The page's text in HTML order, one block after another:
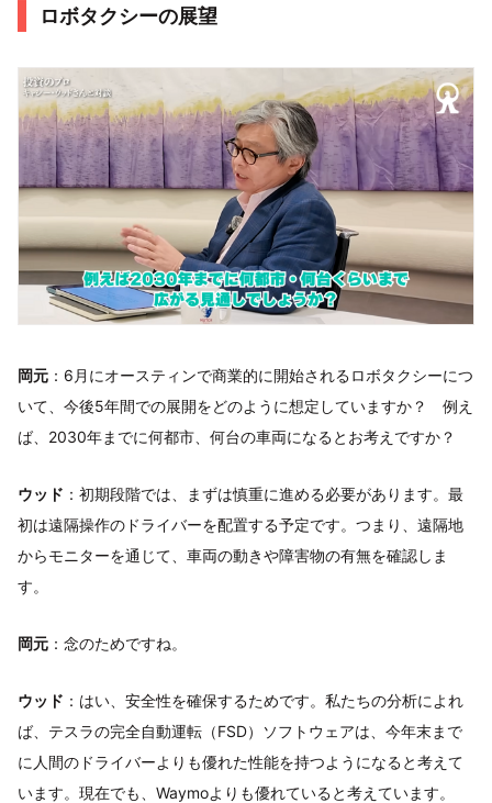
ロボタクシーの展望
岡元 ：6月にオースティンで商業的に開始されるロボタクシーにつ
いて、今後5年間での展開をどのように想定していますか？ 例え
ば、2030年までに何都市、何台の車両になるとお考えですか？
ウッド ：初期段階では、まずは慎重に進める必要があります。最
初は遠隔操作のドライバーを配置する予定です。つまり、遠隔地
からモニターを通じて、車両の動きや障害物の有無を確認しま
す。
岡元 ：念のためですね。
ウッド ：はい、安全性を確保するためです。私たちの分析によれ
ば、テスラの完全自動運転（FSD）ソフトウェアは、今年末まで
に人間のドライバーよりも優れた性能を持つようになると考えて
います。現在でも、Waymoよりも優れていると考えています。